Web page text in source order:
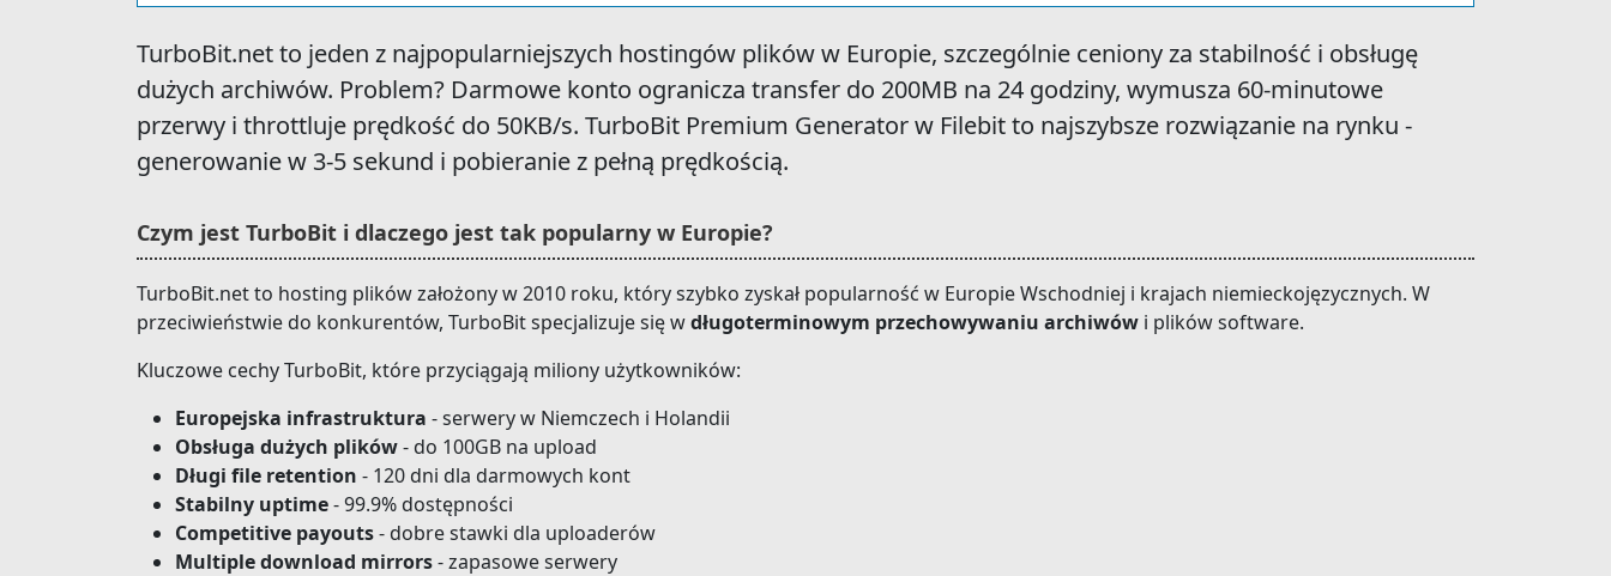
TurboBit.net to jeden z najpopularniejszych hostingów plików w Europie, szczególnie ceniony za stabilność i obsługę
dużych archiwów. Problem? Darmowe konto ogranicza transfer do 200MB na 24 godziny, wymusza 60-minutowe
przerwy i throttluje prędkość do 50KB/s. TurboBit Premium Generator w Filebit to najszybsze rozwiązanie na rynku -
generowanie w 3-5 sekund i pobieranie z pełną prędkością.
Czym jest TurboBit i dlaczego jest tak popularny w Europie?
TurboBit.net to hosting plików założony w 2010 roku, który szybko zyskał popularność w Europie Wschodniej i krajach niemieckojęzycznych. W
przeciwieństwie do konkurentów, TurboBit specjalizuje się wdługoterminowym przechowywaniu archiwów i plików software.
Kluczowe cechy TurboBit, które przyciągają miliony użytkowników:
Europejska infrastruktura - serwery w Niemczech i Holandii
Obsługa dużych plików- do 100GB na upload
Długi file retention - 120 dni dla darmowych kont
Stabilny uptime- 99.9% dostępności
Competitive payouts- dobre stawki dla uploaderów
Multiple download mirrors- zapasowe serwery